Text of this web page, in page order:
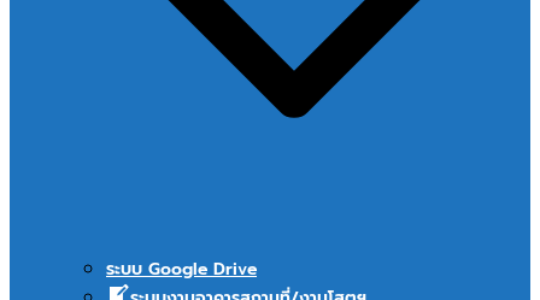
ระบบ Google Drive